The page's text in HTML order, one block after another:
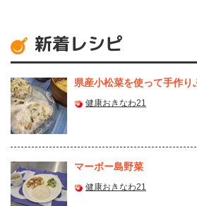
新着レシピ
県産⼩松菜を使って⼿作り
健康おきなわ21
マーボー島野菜
健康おきなわ21